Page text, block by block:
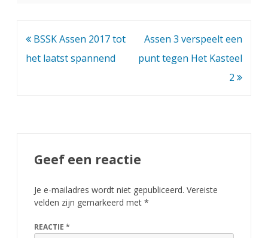
Bericht
navigatie
BSSK Assen 2017 tot
het laatst spannend
Assen 3 verspeelt een
punt tegen Het Kasteel
2
Geef een reactie
Je e-mailadres wordt niet gepubliceerd. Vereiste
velden zijn gemarkeerd met *
REACTIE *